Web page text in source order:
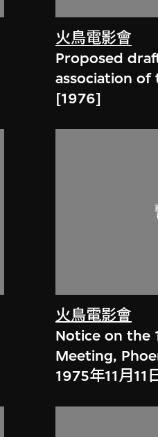
火鳥電影會
Proposed
association of
[1976]
火鳥電影會
Notice on the
Meeting,
1975年11月11